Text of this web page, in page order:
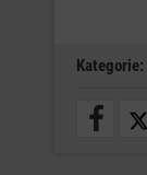
Kategorie: